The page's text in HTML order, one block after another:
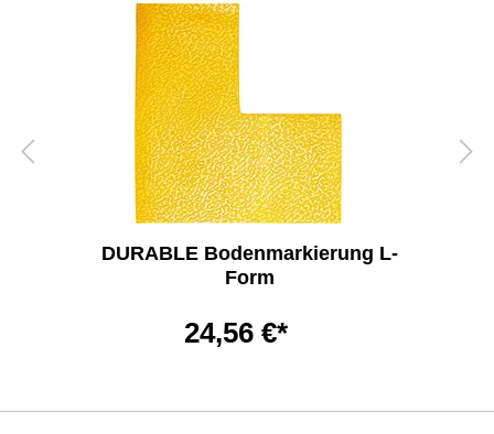
DURABLE Bodenmarkierung L-
Form
24,56 €*